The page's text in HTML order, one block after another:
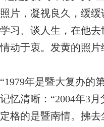
片，凝视良久，缓
习、谈人生，在他
情动于衷。发黄的照
“1979年是暨大复办的
忆清晰：“2004年3
定格的是暨南情。拂